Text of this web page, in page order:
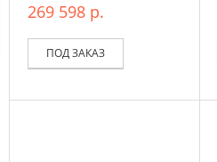
269 598 р.
ПОД ЗАКАЗ